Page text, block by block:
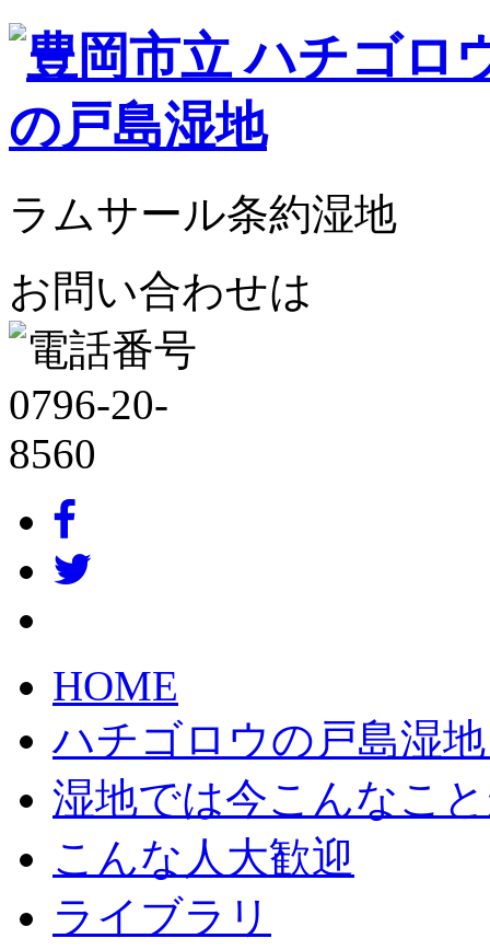
ラムサール条約湿地
お問い合わせは
HOME
ハチゴロウの戸島湿
湿地では今こんなこ
こんな人大歓迎
ライブラリ